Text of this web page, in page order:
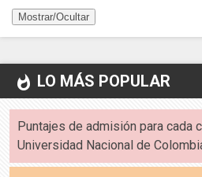
Mostrar/Ocultar
whatshot LO MÁS POPULAR
Puntajes de admisión para cada
Universidad Nacional de